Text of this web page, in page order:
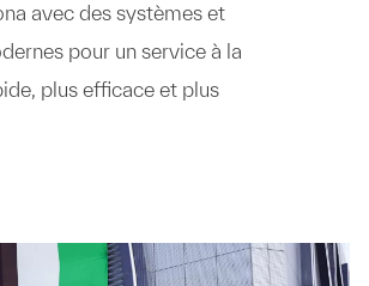
avec des systèmes et
pour un service à la
plus efficace et plus